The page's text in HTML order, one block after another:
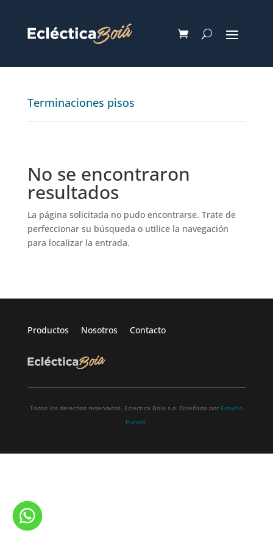
Terminaciones pisos
No se encontraron
resultados
La página solicitada no pudo encontrarse. Trate de
perfeccionar su búsqueda o utilice la navegación
para localizar la entrada.
Productos Nosotros Contacto
Todos los derechos reservados. Eclectica Boia s.a. Diseñada por Estudio
Pucará.